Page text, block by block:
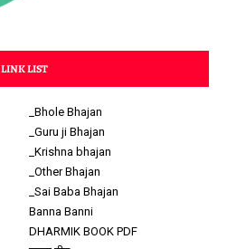
LINK LIST
_Bhole Bhajan
_Guru ji Bhajan
_Krishna bhajan
_Other Bhajan
_Sai Baba Bhajan
Banna Banni
DHARMIK BOOK PDF